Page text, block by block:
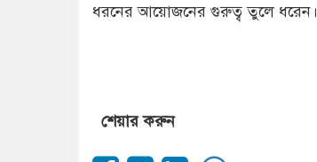
ধরনের আয়োজনের গুরুত্ব তুলে ধরেন।
শেয়ার করুন